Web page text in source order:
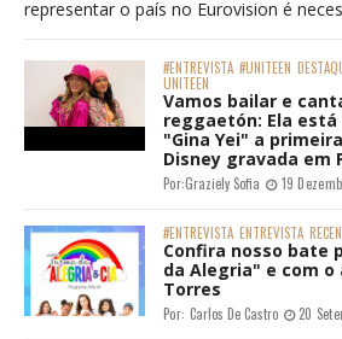
representar o país no Eurovision é
#ENTREVISTA #UNITEEN
UNITEEN
Vamos bailar e
reggaetón: Ela está
"Gina Yei" a
Disney gravada em
Por:Graziely Sofia 19
#ENTREVISTA ENTREVISTA
Confira nosso bate
da Alegria" e com o
Torres
Por: Carlos De Castro 20